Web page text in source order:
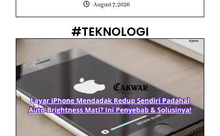
August 7, 2026
#TEKNOLOGI